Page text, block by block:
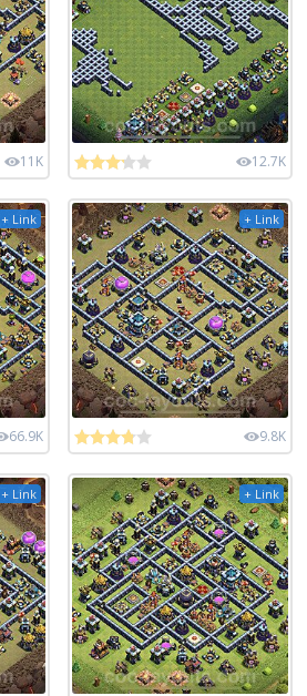
11K 12.7K
+ Link
66.9K
+ Link
9.8K
+ Link + Link